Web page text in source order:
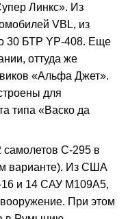
Линкс». Из
VBL, из
30 БТР YP-408. Еще
оттуда же
«Альфа Джет».
для
типа «Васко да
самолетов С-295 в
варианте). Из США
16 и 14 САУ М109А5,
При этом